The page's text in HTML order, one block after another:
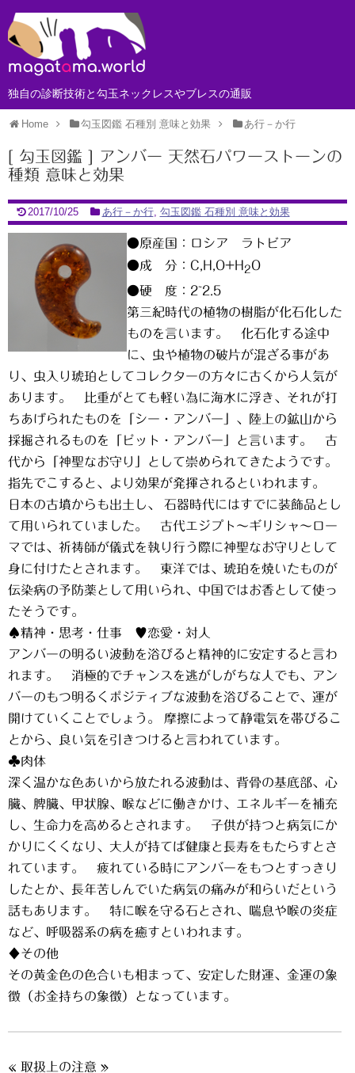
独自の診断技術と勾玉ネックレスやブレスの通販
Home 勾玉図鑑 石種別 意味と効果 あ行－か行
[ 勾玉図鑑 ] アンバー 天然石パワーストーンの
種類 意味と効果
2017/10/25 あ行－か行, 勾玉図鑑 石種別 意味と効果
●原産国：ロシア ラトビア
●成 分：C,H,O+H 2O
●硬 度：2~2.5
第三紀時代の植物の樹脂が化石化した
ものを言います。 化石化する途中
に、虫や植物の破片が混ざる事があ
り、虫入り琥珀としてコレクターの方々に古くから人気が
あります。 比重がとても軽い為に海水に浮き、それが打
ちあげられたものを「シー・アンバー」、陸上の鉱山から
採掘されるものを「ピット・アンバー」と言います。 古
代から「神聖なお守り」として崇められてきたようです。
指先でこすると、より効果が発揮されるといわれます。
日本の古墳からも出土し、 石器時代にはすでに装飾品とし
て用いられていました。 古代エジプト～ギリシャ～ロー
マでは、祈祷師が儀式を執り行う際に神聖なお守りとして
身に付けたとされます。 東洋では、琥珀を焼いたものが
伝染病の予防薬として用いられ、中国ではお香として使っ
たそうです。
♠精神・思考・仕事 ♥恋愛・対人
アンバーの明るい波動を浴びると精神的に安定すると言わ
れます。 消極的でチャンスを逃がしがちな人でも、アン
バーのもつ明るくポジティブな波動を浴びることで、運が
開けていくことでしょう。 摩擦によって静電気を帯びるこ
とから、良い気を引きつけると言われています。
♣肉体
深く温かな色あいから放たれる波動は、背骨の基底部、心
臓、脾臓、甲状腺、喉などに働きかけ、エネルギーを補充
し、生命力を高めるとされます。 子供が持つと病気にか
かりにくくなり、大人が持てば健康と長寿をもたらすとさ
れています。 疲れている時にアンバーをもつとすっきり
したとか、長年苦しんでいた病気の痛みが和らいだという
話もあります。 特に喉を守る石とされ、喘息や喉の炎症
など、呼吸器系の病を癒すといわれます。
♦その他
その黄金色の色合いも相まって、安定した財運、金運の象
徴（お金持ちの象徴）となっています。
« 取扱上の注意 »